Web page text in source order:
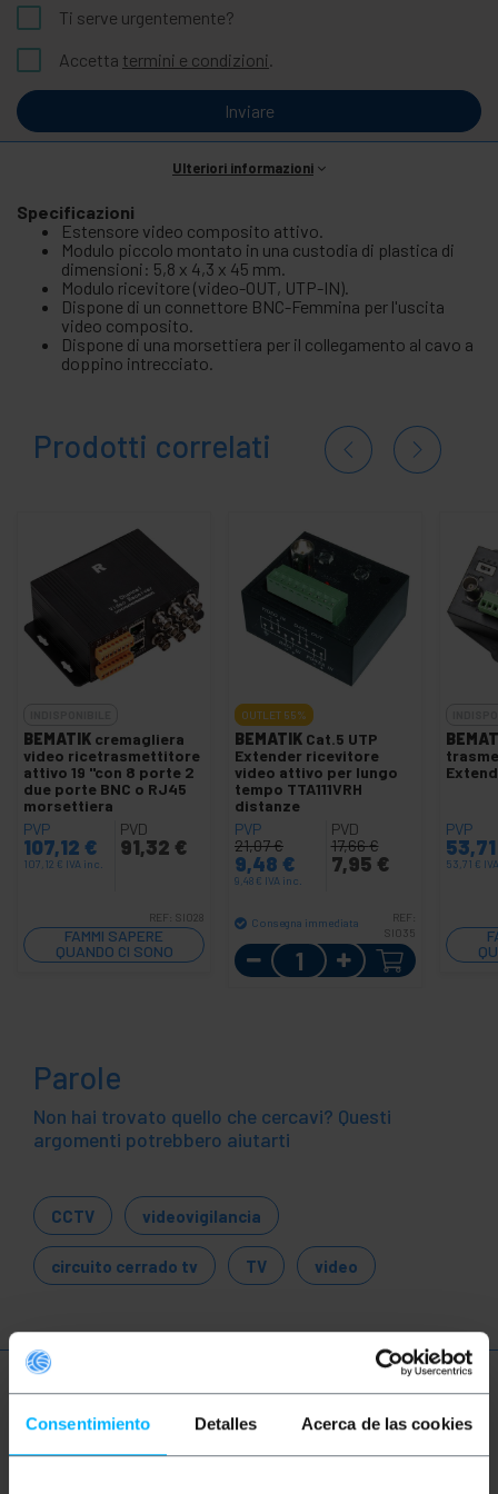
Consentimiento Detalles Acerca de las cookies
Ti serve urgentemente?
Accetta termini e condizioni.
Inviare
Ulteriori informazioni
Specificazioni
Estensore video composito attivo.
Modulo piccolo montato in una custodia di plastica di
dimensioni: 5,8 x 4,3 x 45 mm.
Modulo ricevitore (video-OUT, UTP-IN).
Dispone di un connettore BNC-Femmina per l'uscita
video composito.
Dispone di una morsettiera per il collegamento al cavo a
doppino intrecciato.
Prodotti correlati
BEMATIK cremagliera
video ricetrasmettitore
attivo 19 "con 8 porte 2
due porte BNC o RJ45
morsettiera
PVP
107,12 €
107,12 € IVA inc.
PVD
91,32 €
REF: SI028
FAMMI SAPERE
QUANDO CI SONO
SCORTE
OUTLET 55%
BEMATIK Cat.5 UTP
Extender ricevitore
video attivo per lungo
tempo TTA111VRH
distanze
PVP
21,07€
9,48 €
9,48 € IVA inc.
PVD
17,66€
7,95 €
Consegna immediata
REF:
SI035
Quantità
PVP
53,71 €
Parole
Non hai trovato quello che cercavi? Questi
argomenti potrebbero aiutarti
CCTV videovigilancia
circuito cerrado tv TV video
Ulteriori informazioni